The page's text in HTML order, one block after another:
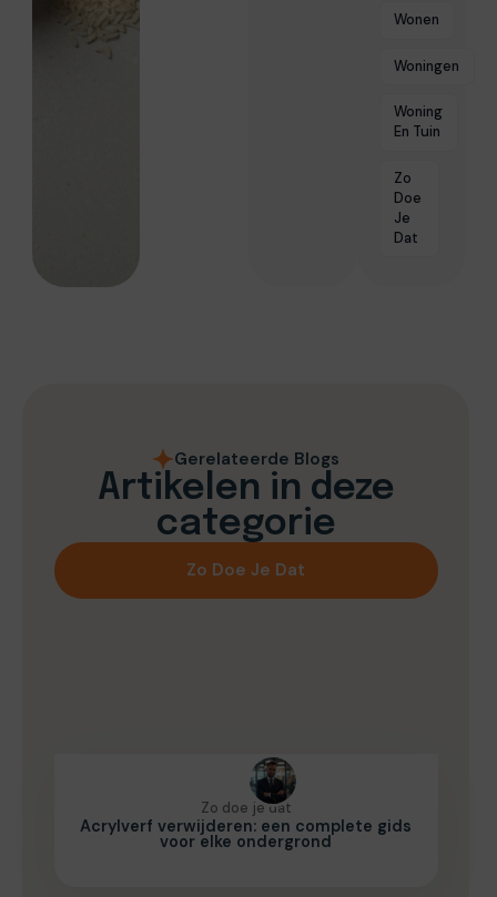
Wonen
Woningen
Woning
En Tuin
Zo
Doe
Je
Dat
Gerelateerde Blogs
Artikelen in deze
categorie
Zo Doe Je Dat
Zo doe je dat
Acrylverf verwijderen: een complete gids
voor elke ondergrond